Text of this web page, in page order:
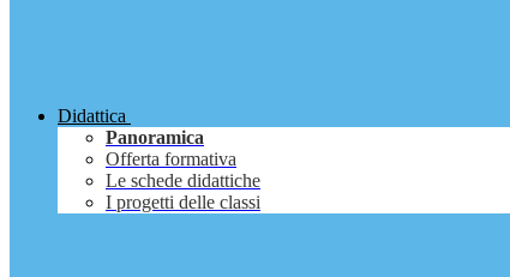
Didattica
Panoramica
Offerta formativa
Le schede didattiche
I progetti delle classi